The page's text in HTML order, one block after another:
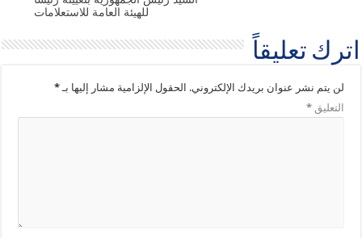
للهيئة العامة للاستعلامات
اترك تعليقاً
لن يتم نشر عنوان بريدك الإلكتروني. الحقول الإلزامية مشار إليها بـ*
التعليق*